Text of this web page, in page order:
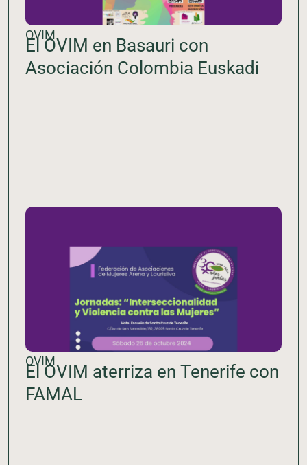
OVIM
El OVIM en Basauri con
Asociación Colombia Euskadi
OVIM
El OVIM aterriza en Tenerife con
FAMAL